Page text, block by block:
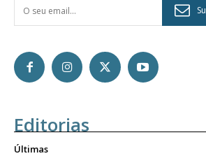
Editorias
Últimas